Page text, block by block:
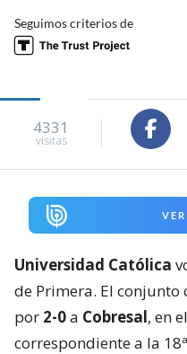
Seguimos criterios de
4331
visitas
Universidad Católica
de Primera. El conjunto
por 2-0a Cobresal, en
correspondiente a la